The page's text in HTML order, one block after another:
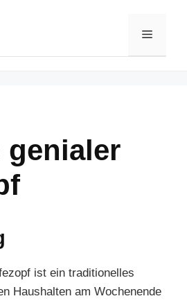
Menu
genialer
ist ein traditionelles
Haushalten am Wochenende